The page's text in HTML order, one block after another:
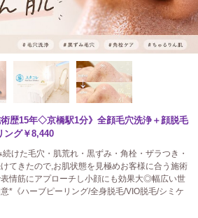
術歴15年◇京橋駅1分》全顔毛穴洗浄＋顔脱毛
ング￥8,440
けた毛穴・肌荒れ・黒ずみ・角栓・ザラつき・
てきたので,お肌状態を見極めお客様に合う施術
情筋にアプローチし小顔にも効果大◎幅広い世
*《ハーブピーリング/全身脱毛/VIO脱毛/シミケ